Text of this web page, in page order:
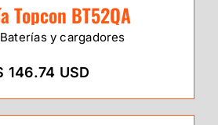
Topcon BT52QA
Baterías y cargadores
146.74 USD